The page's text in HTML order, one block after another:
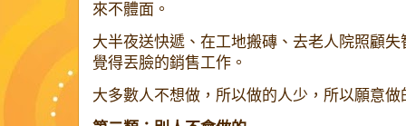
來不體面。
大半夜送快遞、在工地搬磚、去老人院照顧
覺得丟臉的銷售工作。
大多數人不想做，所以做的人少，所以願意